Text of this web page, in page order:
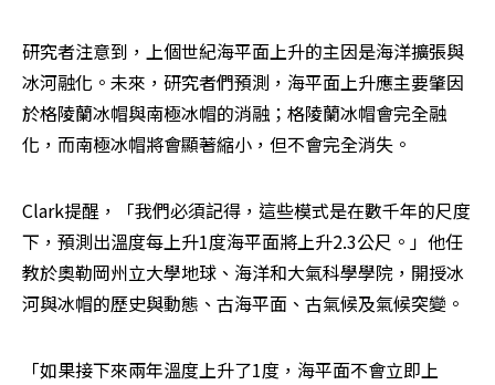
研究者注意到，上個世紀海平面上升的主因是海洋擴張與
冰河融化。未來，研究者們預測，海平面上升應主要肇因
於格陵蘭冰帽與南極冰帽的消融；格陵蘭冰帽會完全融
化，而南極冰帽將會顯著縮小，但不會完全消失。
Clark提醒，「我們必須記得，這些模式是在數千年的尺度
下，預測出溫度每上升1度海平面將上升2.3公尺。」他任
教於奧勒岡州立大學地球、海洋和大氣科學學院，開授冰
河與冰帽的歷史與動態、古海平面、古氣候及氣候突變。
「如果接下來兩年溫度上升了1度，海平面不會立即上